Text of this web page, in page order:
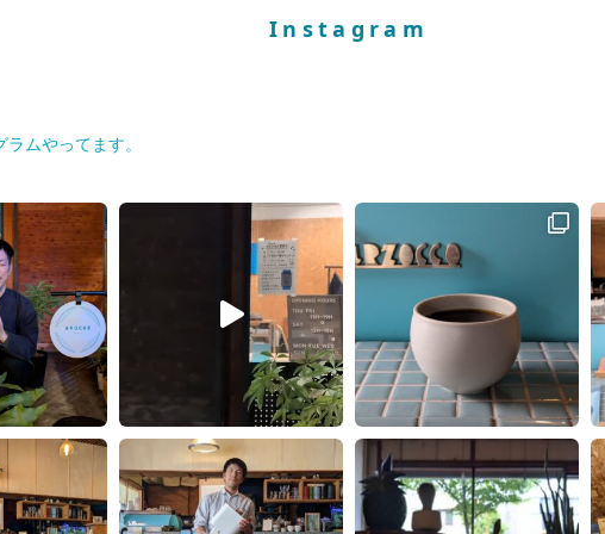
Instagram
ムやってます。